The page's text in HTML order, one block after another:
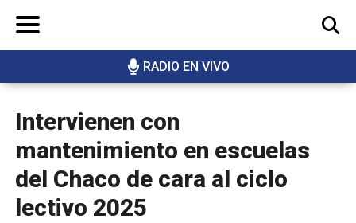
RADIO EN VIVO
BUSCAR
Intervienen con
mantenimiento en escuelas
del Chaco de cara al ciclo
lectivo 2025